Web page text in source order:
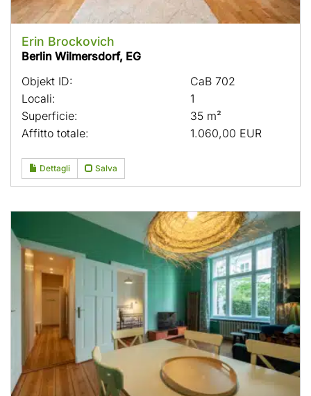
Erin Brockovich
Berlin Wilmersdorf, EG
Objekt ID:
CaB 702
Locali:
1
Superficie:
35 m²
Affitto totale:
1.060,00 EUR
Dettagli Salva